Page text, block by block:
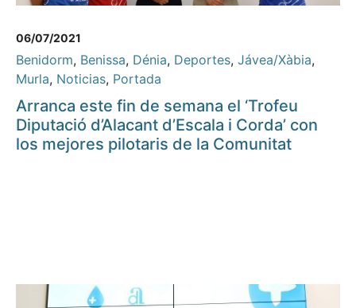
06/07/2021
Benidorm, Benissa, Dénia, Deportes, Jávea/Xàbia,
Murla, Noticias, Portada
Arranca este fin de semana el ‘Trofeu
Diputació d’Alacant d’Escala i Corda’ con
los mejores pilotaris de la Comunitat